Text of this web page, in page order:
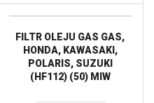
FILTR OLEJU GAS GAS,
HONDA, KAWASAKI,
POLARIS, SUZUKI
(HF112) (50) MIW